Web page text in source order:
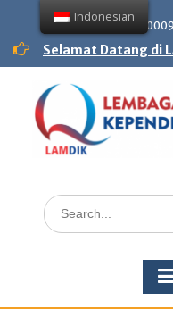
content
+62 81358850009
Selamat Datang di
Search
for:
Indonesian